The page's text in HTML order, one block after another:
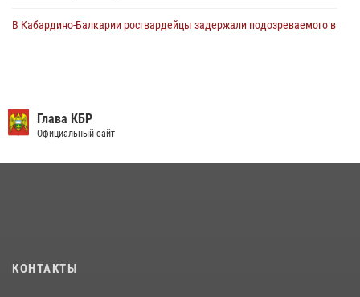
В Кабардино-Балкарии росгвардейцы задержали подозреваемого в
округе Росгвардии
09 июля 2026, 08:36
Глава КБР
Официальный сайт
КОНТАКТЫ